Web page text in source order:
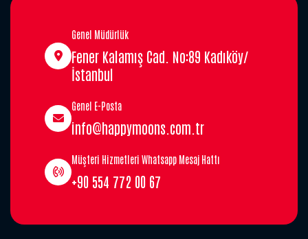
Genel Müdürlük
Fener Kalamış Cad. No:89 Kadıköy/
İstanbul
Genel E-Posta
info@happymoons.com.tr
Müşteri Hizmetleri Whatsapp Mesaj Hattı
+90 554 772 00 67